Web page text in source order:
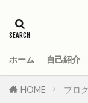
ホーム 自己紹介
HOME ブロ
Total War
Total War